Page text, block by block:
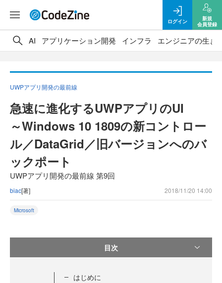
ログイン
新規
会員登録
AI アプリケーション開発 インフラ エンジニアの生き
UWPアプリ開発の最前線
急速に進化するUWPアプリのUI
～Windows 10 1809の新コントロー
ル／DataGrid／旧バージョンへのバ
ックポート
UWPアプリ開発の最前線 第9回
biac[著] 2018/11/20 14:00
Microsoft
目次
はじめに